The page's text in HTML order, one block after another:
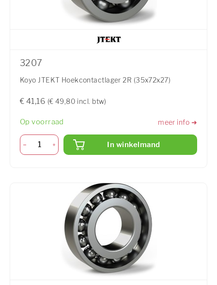
3207
Koyo JTEKT Hoekcontactlager 2R (35x72x27)
€ 41,16 (€ 49,80 incl. btw)
Op voorraad meer info ➜
In winkelmand